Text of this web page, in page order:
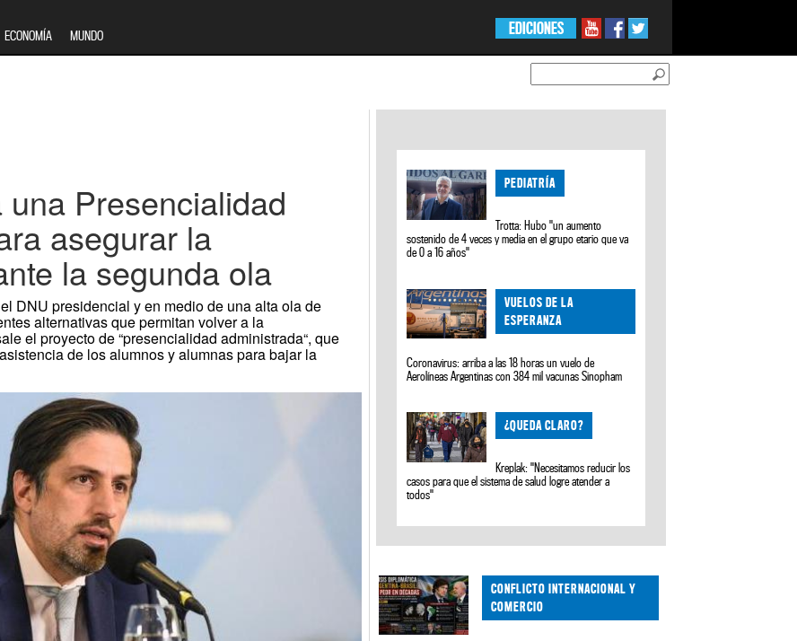
ECONOMÍA MUNDO EDICIONES
Presencialidad
asegurar la
la segunda ola
DNU presidencial y en medio de una alta ola de
alternativas que permitan volver a la
el proyecto de “presencialidad administrada“, que
de los alumnos y alumnas para bajar la
PEDIATRÍA
Trotta: Hubo "un aumento
sostenido de 4 veces y media en el grupo etario que va
de 0 a 16 años"
VUELOS DE LA
ESPERANZA
Coronavirus: arriba a las 18 horas un vuelo de
Aerolíneas Argentinas con 384 mil vacunas Sinopham
¿QUEDA CLARO?
Kreplak: "Necesitamos reducir los
casos para que el sistema de salud logre atender a
todos"
CONFLICTO INTERNACIONAL Y
COMERCIO